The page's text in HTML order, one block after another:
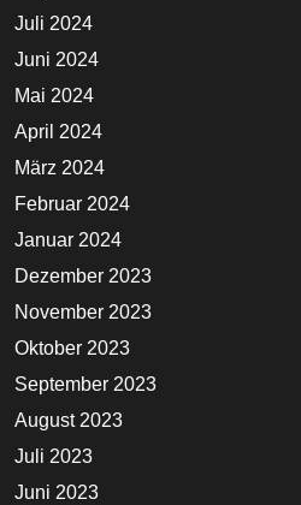
Juli 2024
Juni 2024
Mai 2024
April 2024
März 2024
Februar 2024
Januar 2024
Dezember 2023
November 2023
Oktober 2023
September 2023
August 2023
Juli 2023
Juni 2023